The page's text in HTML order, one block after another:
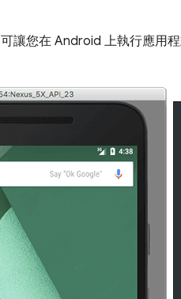
可讓您在 Android 上執行應用